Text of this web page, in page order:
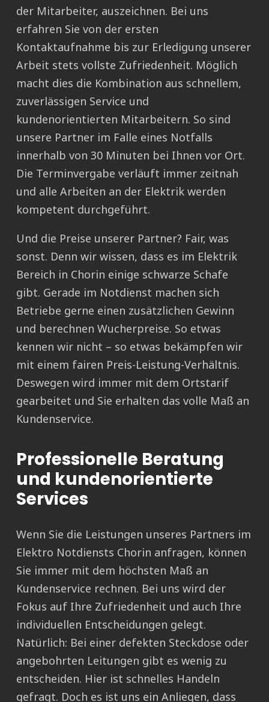
der Mitarbeiter, auszeichnen. Bei uns
erfahren Sie von der ersten
Kontaktaufnahme bis zur Erledigung unserer
Arbeit stets vollste Zufriedenheit. Möglich
macht dies die Kombination aus schnellem,
zuverlässigen Service und
kundenorientierten Mitarbeitern. So sind
unsere Partner im Falle eines Notfalls
innerhalb von 30 Minuten bei Ihnen vor Ort.
Die Terminvergabe verläuft immer zeitnah
und alle Arbeiten an der Elektrik werden
kompetent durchgeführt.
Und die Preise unserer Partner? Fair, was
sonst. Denn wir wissen, dass es im Elektrik
Bereich in Chorin einige schwarze Schafe
gibt. Gerade im Notdienst machen sich
Betriebe gerne einen zusätzlichen Gewinn
und berechnen Wucherpreise. So etwas
kennen wir nicht – so etwas bekämpfen wir
mit einem fairen Preis-Leistung-Verhältnis.
Deswegen wird immer mit dem Ortstarif
gearbeitet und Sie erhalten das volle Maß an
Kundenservice.
Professionelle Beratung
und kundenorientierte
Services
Wenn Sie die Leistungen unseres Partners im
Elektro Notdiensts Chorin anfragen, können
Sie immer mit dem höchsten Maß an
Kundenservice rechnen. Bei uns wird der
Fokus auf Ihre Zufriedenheit und auch Ihre
individuellen Entscheidungen gelegt.
Natürlich: Bei einer defekten Steckdose oder
angebohrten Leitungen gibt es wenig zu
entscheiden. Hier ist schnelles Handeln
gefragt. Doch es ist uns ein Anliegen, dass